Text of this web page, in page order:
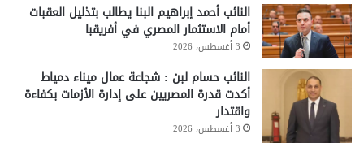
النائب أحمد إبراهيم البنا يطالب بتذليل العقبات
أمام الاستثمار المصري في أفريقبا
3 أغسطس، 2026
النائب حسام لبن : شجاعة عمال ميناء دمياط
أكدت قدرة المصريين على إدارة الأزمات بكفاءة
واقتدار
3 أغسطس، 2026